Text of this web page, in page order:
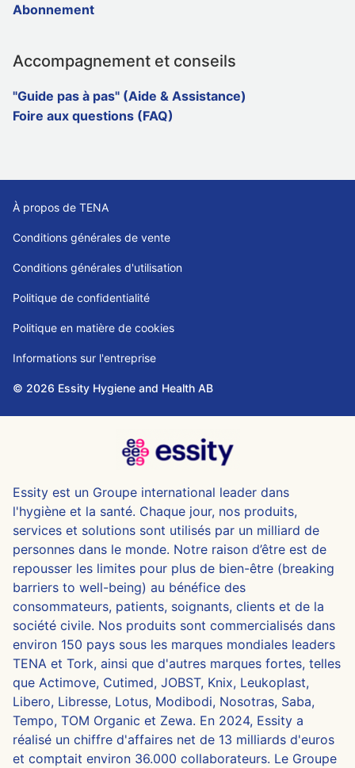
Abonnement
Accompagnement et conseils
"Guide pas à pas" (Aide & Assistance)
Foire aux questions (FAQ)
À propos de TENA
Conditions générales de vente
Conditions générales d'utilisation
Politique de confidentialité
Politique en matière de cookies
Informations sur l'entreprise
© 2026 Essity Hygiene and Health AB
Essity est un Groupe international leader dans
l'hygiène et la santé. Chaque jour, nos produits,
services et solutions sont utilisés par un milliard de
personnes dans le monde. Notre raison d’être est de
repousser les limites pour plus de bien-être (breaking
barriers to well-being) au bénéfice des
consommateurs, patients, soignants, clients et de la
société civile. Nos produits sont commercialisés dans
environ 150 pays sous les marques mondiales leaders
TENA et Tork, ainsi que d'autres marques fortes, telles
que Actimove, Cutimed, JOBST, Knix, Leukoplast,
Libero, Libresse, Lotus, Modibodi, Nosotras, Saba,
Tempo, TOM Organic et Zewa. En 2024, Essity a
réalisé un chiffre d'affaires net de 13 milliards d'euros
et comptait environ 36.000 collaborateurs. Le Groupe